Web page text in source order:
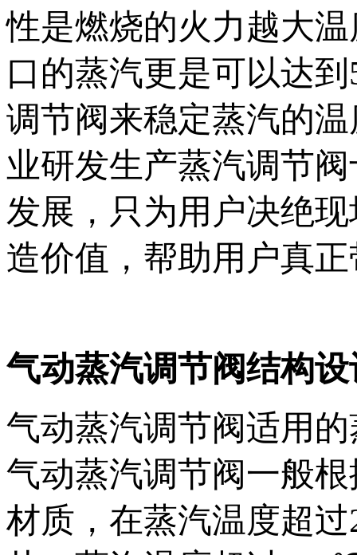
性是燃烧的火力越大
口的蒸汽更是可以达
调节阀来稳定蒸汽的
业研发生产蒸汽调节
发展，只为用户决绝
造价值，帮助用户真
气动蒸汽调节阀结构设
气动蒸汽调节阀适用
气动蒸汽调节阀一般
材质，在蒸汽温度超